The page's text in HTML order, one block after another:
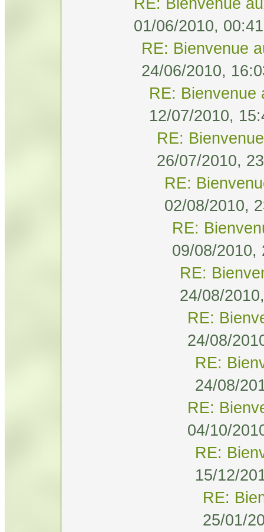
01/06/2010, 00:41
RE: Bienvenue
24/06/2010,
RE: Bienvenue
12/07/2010,
RE:
26/07/2010,
RE:
02/08/2010,
RE:
09/08/2010,
RE:
24/08/
RE:
24/08/
RE:
24/08/
RE:
04/10/
RE:
15/12/
RE:
25/01/